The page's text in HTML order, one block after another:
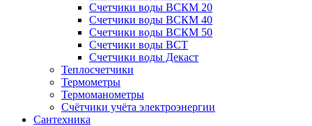
Счетчики воды ВСКМ 20
Счетчики воды ВСКМ 40
Счетчики воды ВСКМ 50
Счетчики воды ВСТ
Счетчики воды Декаст
Теплосчетчики
Термометры
Термоманометры
Счётчики учёта электроэнергии
Сантехника